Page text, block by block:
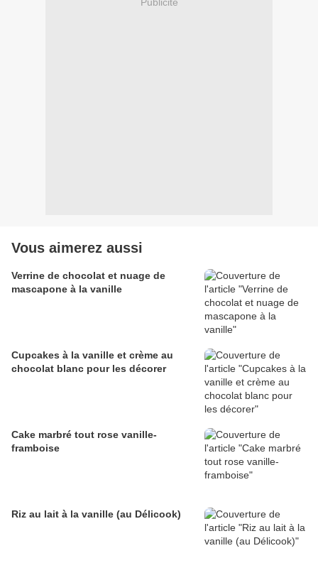
Vous aimerez aussi
Verrine de chocolat et nuage de
mascapone à la vanille
Cupcakes à la vanille et crème au
chocolat blanc pour les décorer
Cake marbré tout rose vanille-
framboise
Riz au lait à la vanille (au Délicook)